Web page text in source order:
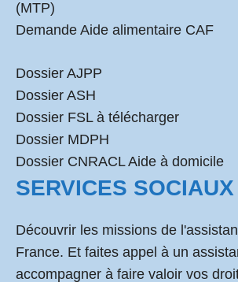
(MTP)
Demande Aide alimentaire CAF
Dossier AJPP
Dossier ASH
Dossier FSL à télécharger
Dossier MDPH
Dossier CNRACL Aide à domicile
SERVICES SOCIAUX
Découvrir les missions de
France. Et faites appel à un
accompagner à faire valoir vos